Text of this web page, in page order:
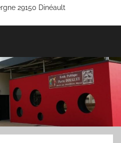
29150 Dinéault